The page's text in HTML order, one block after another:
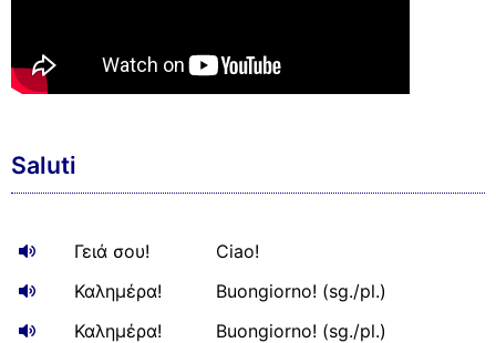
Saluti
Γειά σου!
Ciao!
Καλημέρα!
Buongiorno! (sg./pl.)
Καλημέρα!
Buongiorno! (sg./pl.)